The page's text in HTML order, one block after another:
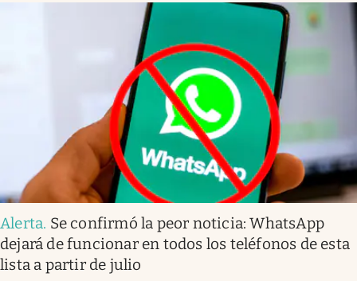
Alerta. Se confirmó la peor noticia: WhatsApp
dejará de funcionar en todos los teléfonos de esta
lista a partir de julio